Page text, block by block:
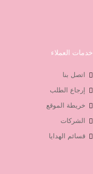
خدمات العملاء
اتصل بنا
إرجاع الطلب
خريطة الموقع
الشركات
قسائم الهدايا